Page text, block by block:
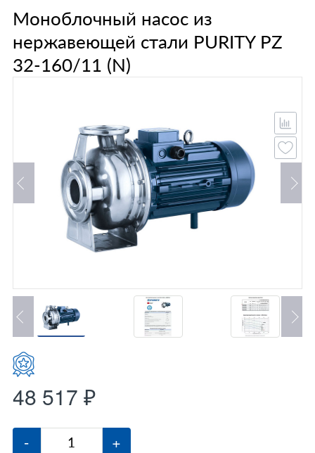
Моноблочный насос из
нержавеющей стали PURITY PZ
32-160/11 (N)
48 517 ₽
- +